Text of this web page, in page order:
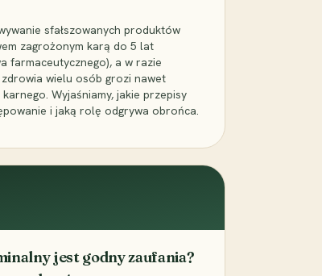
sfałszowanych produktów
zagrożonym karą do 5 lat
farmaceutycznego), a w razie
wielu osób grozi nawet
Wyjaśniamy, jakie przepisy
i jaką rolę odgrywa obrońca.
jest godny zaufania?